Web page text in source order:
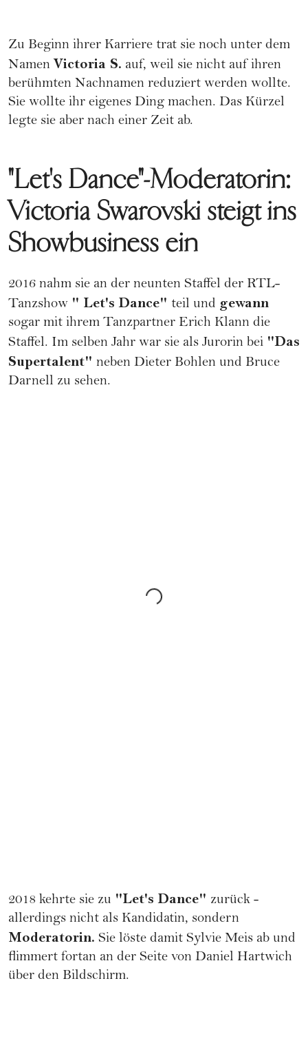
Zu Beginn ihrer Karriere trat sie noch unter dem
Namen Victoria S. auf, weil sie nicht auf ihren
berühmten Nachnamen reduziert werden wollte.
Sie wollte ihr eigenes Ding machen. Das Kürzel
legte sie aber nach einer Zeit ab.
"Let's Dance"-Moderatorin:
Victoria Swarovski steigt ins
Showbusiness ein
2016 nahm sie an der neunten Staffel der RTL-
Tanzshow " Let's Dance" teil und gewann
sogar mit ihrem Tanzpartner Erich Klann die
Staffel. Im selben Jahr war sie als Jurorin bei "Das
Supertalent" neben Dieter Bohlen und Bruce
Darnell zu sehen.
2018 kehrte sie zu "Let's Dance" zurück -
allerdings nicht als Kandidatin, sondern
Moderatorin. Sie löste damit Sylvie Meis ab und
flimmert fortan an der Seite von Daniel Hartwich
über den Bildschirm.